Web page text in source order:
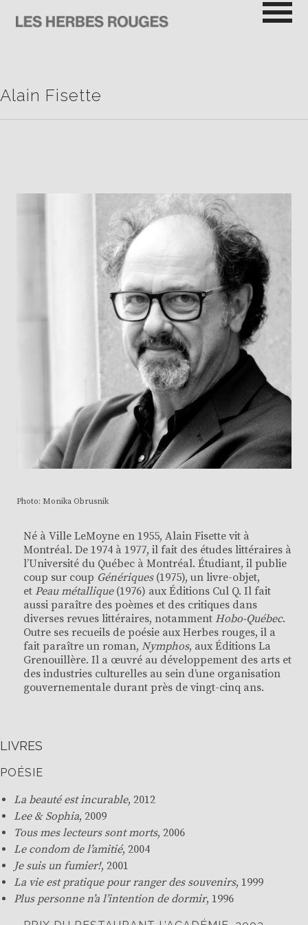
contenu
Alain Fisette
Photo: Monika Obrusnik
Né à Ville LeMoyne en 1955, Alain Fisette vit à
Montréal. De 1974 à 1977, il fait des études littéraires à
l’Université du Québec à Montréal. Étudiant, il publie
coup sur coup Génériques(1975), un livre-objet,
et Peau métallique(1976) aux Éditions Cul Q. Il fait
aussi paraître des poèmes et des critiques dans
diverses revues littéraires, notamment Hobo-Québec.
Outre ses recueils de poésie aux Herbes rouges, il a
fait paraître un roman, Nymphos, aux Éditions La
Grenouillère. Il a œuvré au développement des arts et
des industries culturelles au sein d’une organisation
gouvernementale durant près de vingt-cinq ans.
LIVRES
POÉSIE
La beauté est incurable, 2012
Lee & Sophia, 2009
Tous mes lecteurs sont morts, 2006
Le condom de l’amitié, 2004
Je suis un fumier!, 2001
La vie est pratique pour ranger des souvenirs, 1999
Plus personne n’a l’intention de dormir, 1996